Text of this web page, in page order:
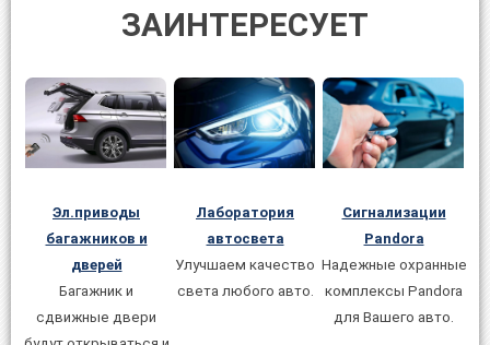
ЗАИНТЕРЕСУЕТ
Эл.приводы
багажников и
дверей
Багажник и
сдвижные двери
Лаборатория
автосвета
Улучшаем качество
света любого авто.
Сигнализации
Pandora
Надежные охранные
комплексы Pandora
для Вашего авто.